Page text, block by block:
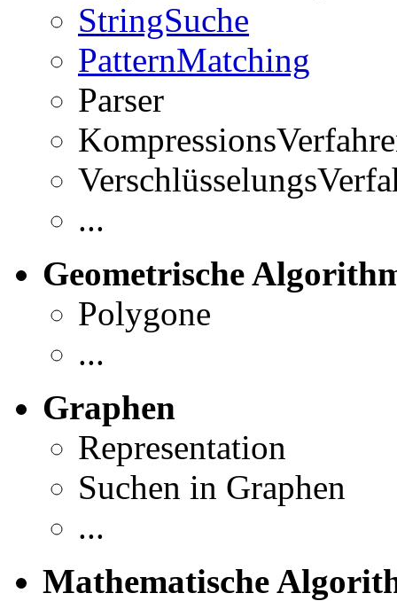
StringSuche
PatternMatching
Parser
...
Geometrische
Polygone
...
Graphen
Representation
Suchen in Graphen
...
Mathematische